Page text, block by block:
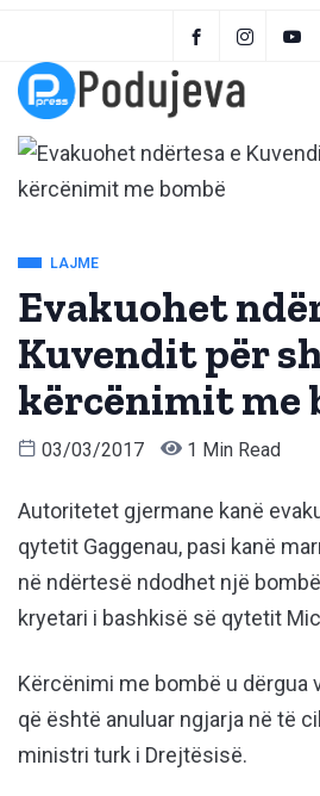
LAJME
Evakuohet
Kuvendit për
kërcënimit me
03/03/2017 1 Min Read
Autoritetet gjermane kanë
qytetit Gaggenau, pasi kanë
në ndërtesë ndodhet një
kryetari i bashkisë së qytetit
Kërcënimi me bombë u dërgua
që është anuluar ngjarja në të
ministri turk i Drejtësisë.